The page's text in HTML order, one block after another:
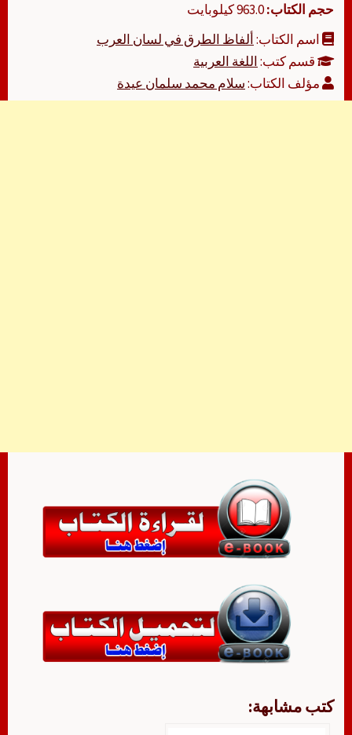
حجم الكتاب:963.0 كيلوبايت
اسم الكتاب:ألفاظ الطرق في لسان العرب
قسم كتب:اللغة العربية
مؤلف الكتاب:سلام محمد سلمان عيدة
كتب مشابهة: